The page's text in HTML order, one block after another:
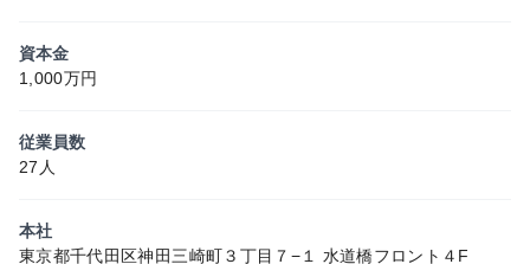
資本金
1,000万円
従業員数
27人
本社
東京都千代田区神田三崎町３丁目７−１ 水道橋フロント４F